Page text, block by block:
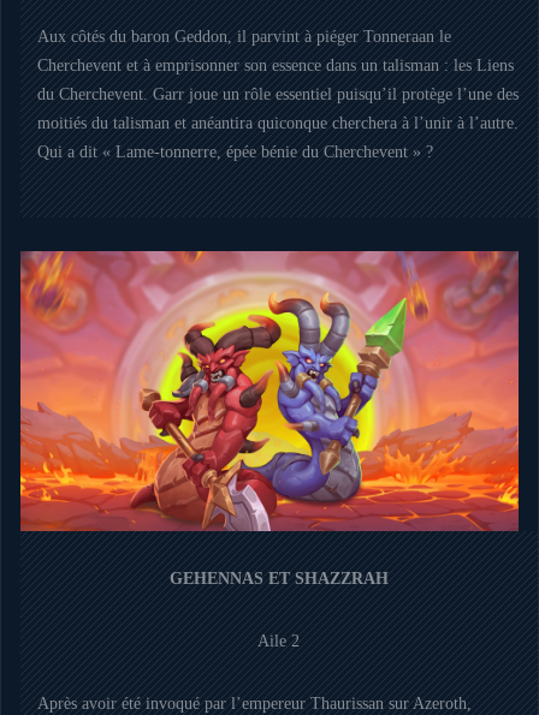
Aux côtés du baron Geddon, il parvint à piéger Tonneraan le
Cherchevent et à emprisonner son essence dans un talisman : les Liens
du Cherchevent. Garr joue un rôle essentiel puisqu’il protège l’une des
moitiés du talisman et anéantira quiconque cherchera à l’unir à l’autre.
Qui a dit « Lame-tonnerre, épée bénie du Cherchevent » ?
GEHENNAS ET SHAZZRAH
Aile 2
Après avoir été invoqué par l’empereur Thaurissan sur Azeroth,